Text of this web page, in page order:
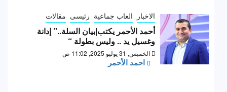
الاخبار العاب جماعية رئيسى مقالات
أحمد الأحمر يكتب|بيان السلة..” إدانة
وغسيل يد .. وليس بطولة “
الخميس, 31 يوليو 2025, 11:02 ص
احمد الأحمر